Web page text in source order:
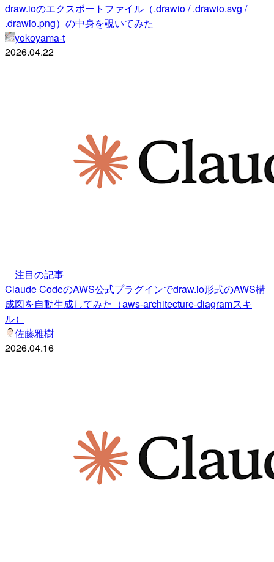
draw.ioのエクスポートファイル（.drawio / .drawio.svg /
.drawio.png）の中身を覗いてみた
yokoyama-t
2026.04.22
注目の記事
Claude CodeのAWS公式プラグインでdraw.io形式のAWS構
成図を自動生成してみた（aws-architecture-diagramスキ
ル）
佐藤雅樹
2026.04.16